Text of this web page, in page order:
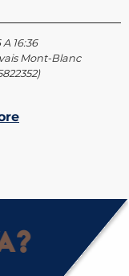
16:36
Mont-Blanc
)